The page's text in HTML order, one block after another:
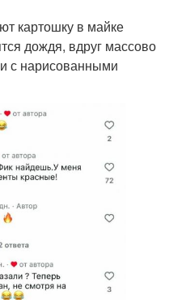
картошку в майке
дождя, вдруг массово
с нарисованными